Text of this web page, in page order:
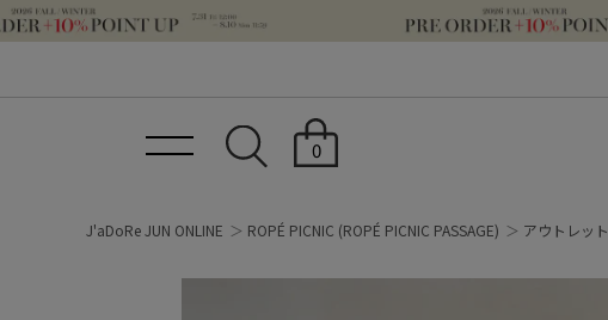
0
J'aDoRe JUN ONLINE ROPÉ PICNIC (ROPÉ PICNIC PASSAGE) アウトレット